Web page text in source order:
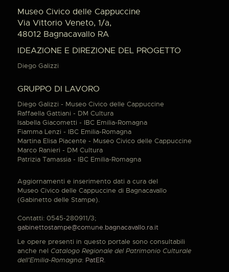
Museo Civico delle Cappuccine
Via Vittorio Veneto, 1/a,
48012 Bagnacavallo RA
IDEAZIONE E DIREZIONE DEL PROGETTO
Diego Galizzi
GRUPPO DI LAVORO
Diego Galizzi - Museo Civico delle Cappuccine
Raffaella Gattiani - DM Cultura
Isabella Giacometti - IBC Emilia-Romagna
Fiamma Lenzi - IBC Emilia-Romagna
Martina Elisa Piacente - Museo Civico delle Cappuccine
Marco Ranieri - DM Cultura
Patrizia Tamassia - IBC Emilia-Romagna
Aggiornamenti e inserimento dati a cura del
Museo Civico delle Cappuccine di Bagnacavallo
(Gabinetto delle Stampe).
Contatti: 0545-280911/3;
gabinettostampe@comune.bagnacavallo.ra.it
Le opere presenti in questo portale sono consultabili
anche nel Catalogo Regionale del Patrimonio Culturale
dell'Emilia-Romagna: PatER.